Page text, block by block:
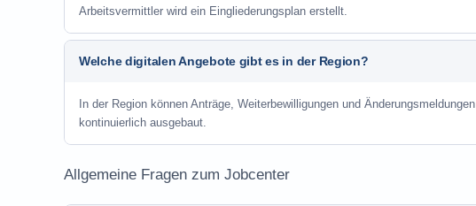
Arbeitsvermittler wird ein Eingliederungsplan erstellt.
Welche digitalen Angebote gibt es in der Region?
In der Region können Anträge, Weiterbewilligungen und
kontinuierlich ausgebaut.
Allgemeine Fragen zum Jobcenter